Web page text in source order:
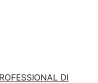
DI